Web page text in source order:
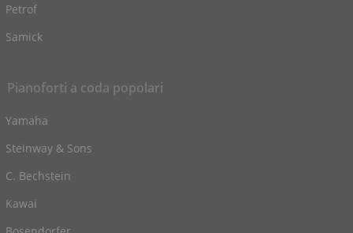
Petrof
Samick
Pianoforti a coda popolari
Yamaha
Steinway & Sons
C. Bechstein
Kawai